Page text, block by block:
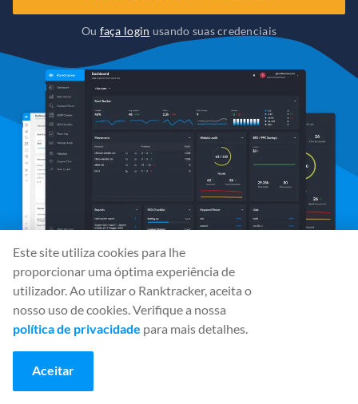
Ou faça login usando suas credenciais
Meios de comunicação social
Este site utiliza cookies para lhe
proporcionar uma óptima experiência de
utilizador. Ao utilizar o Ranktracker, aceita o
nosso uso de cookies. Verifique a nossa
política de privacidade para mais detalhes.
Aceitar